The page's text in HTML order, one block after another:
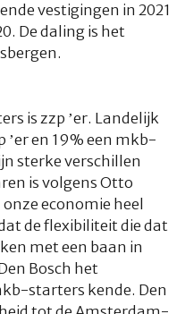
ZOEKEN
vestigingen in 2021
De daling is het
is zzp ’er. Landelijk
’er en 19% een mkb-
sterke verschillen
is volgens Otto
economie heel
de flexibiliteit die dat
met een baan in
Bosch het
starters kende. Den